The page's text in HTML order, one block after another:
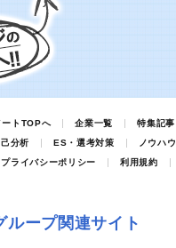
ートTOPへ 企業一覧 特集記事
分析
ES・選考対策 ノウハウ
プライバシーポリシー
利用規約
ループ関連サイト